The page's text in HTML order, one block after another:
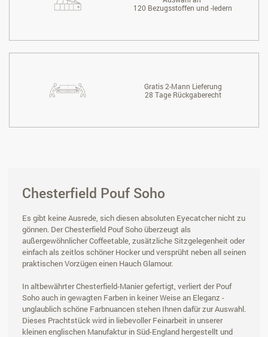
120 Bezugsstoffen und -ledern
Gratis 2-Mann Lieferung
28 Tage Rückgaberecht
Chesterfield Pouf Soho
Es gibt keine Ausrede, sich diesen absoluten Eyecatcher nicht zu
gönnen. Der Chesterfield Pouf Soho überzeugt als
außergewöhnlicher Coffeetable, zusätzliche Sitzgelegenheit oder
einfach als zeitlos schöner Hocker und versprüht neben all seinen
praktischen Vorzügen einen Hauch Glamour.
In altbewährter Chesterfield-Manier gefertigt, verliert der Pouf
Soho auch in gewagten Farben in keiner Weise an Eleganz -
unglaublich schöne Farbnuancen stehen Ihnen dafür zur Auswahl.
Dieses Prachtstück wird in liebevoller Feinarbeit in unserer
kleinen englischen Manufaktur in Süd-England hergestellt und